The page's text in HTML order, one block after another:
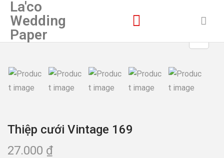
La'co
Wedding
Paper
Thiệp cưới Vintage 169
27.000 ₫